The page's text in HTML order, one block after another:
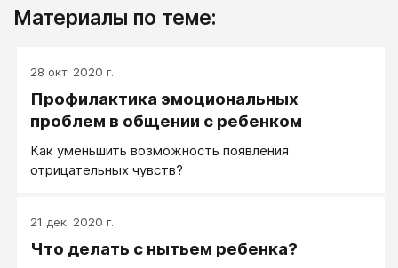
Материалы по теме:
28 окт. 2020 г.
Профилактика эмоциональных
проблем в общении с ребенком
Как уменьшить возможность появления
отрицательных чувств?
21 дек. 2020 г.
Что делать с нытьем ребенка?